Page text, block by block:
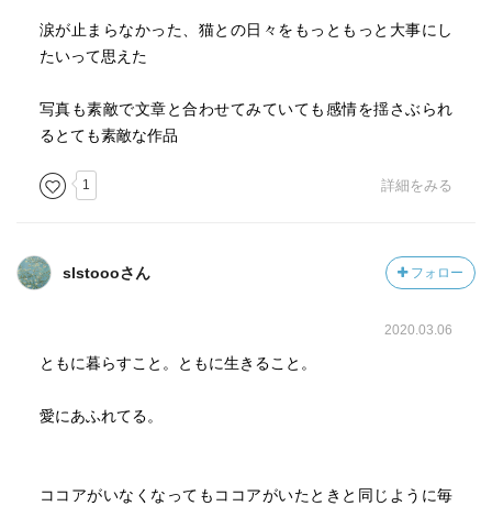
涙が止まらなかった、猫との日々をもっともっと大事にし
たいって思えた
写真も素敵で文章と合わせてみていても感情を揺さぶられ
るとても素敵な作品
1 詳細をみる
slstoooさん フォロー
2020.03.06
ともに暮らすこと。ともに生きること。
愛にあふれてる。
ココアがいなくなってもココアがいたときと同じように毎